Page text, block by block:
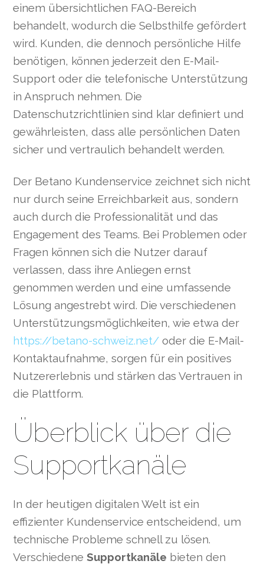
einem übersichtlichen FAQ-Bereich
behandelt, wodurch die Selbsthilfe gefördert
wird. Kunden, die dennoch persönliche Hilfe
benötigen, können jederzeit den E-Mail-
Support oder die telefonische Unterstützung
in Anspruch nehmen. Die
Datenschutzrichtlinien sind klar definiert und
gewährleisten, dass alle persönlichen Daten
sicher und vertraulich behandelt werden.
Der Betano Kundenservice zeichnet sich nicht
nur durch seine Erreichbarkeit aus, sondern
auch durch die Professionalität und das
Engagement des Teams. Bei Problemen oder
Fragen können sich die Nutzer darauf
verlassen, dass ihre Anliegen ernst
genommen werden und eine umfassende
Lösung angestrebt wird. Die verschiedenen
Unterstützungsmöglichkeiten, wie etwa der
https://betano-schweiz.net/ oder die E-Mail-
Kontaktaufnahme, sorgen für ein positives
Nutzererlebnis und stärken das Vertrauen in
die Plattform.
Überblick über die
Supportkanäle
In der heutigen digitalen Welt ist ein
effizienter Kundenservice entscheidend, um
technische Probleme schnell zu lösen.
VerschiedeneSupportkanäle bieten den